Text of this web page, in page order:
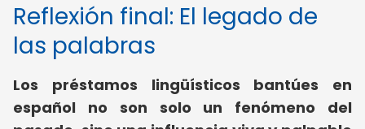
Reflexión final: El legado de
las palabras
Los préstamos lingüísticos bantúes en
español no son solo un fenómeno del